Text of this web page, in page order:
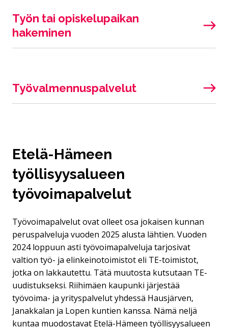
Työn tai opiskelupaikan
hakeminen
Työvalmennuspalvelut
Etelä-Hämeen
työllisyysalueen
työvoimapalvelut
Työvoimapalvelut ovat olleet osa jokaisen kunnan
peruspalveluja vuoden 2025 alusta lähtien. Vuoden
2024 loppuun asti työvoimapalveluja tarjosivat
valtion työ- ja elinkeinotoimistot eli TE-toimistot,
jotka on lakkautettu. Tätä muutosta kutsutaan TE-
uudistukseksi. Riihimäen kaupunki järjestää
työvoima- ja yrityspalvelut yhdessä Hausjärven,
Janakkalan ja Lopen kuntien kanssa. Nämä neljä
kuntaa muodostavat Etelä-Hämeen työllisyysalueen